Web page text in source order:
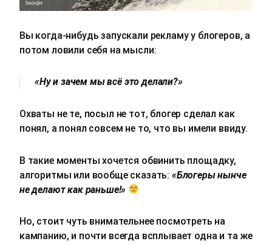
Вы когда-нибудь запускали рекламу у блогеров, а
потом ловили себя на мысли:
«Ну и зачем мы всё это делали?»
Охваты не те, посыл не тот, блогер сделал как
понял, а понял совсем не то, что вы имели ввиду.
В такие моменты хочется обвинить площадку,
алгоритмы или вообще сказать: «Блогеры нынче
не делают как раньше!»
Но, стоит чуть внимательнее посмотреть на
кампанию, и почти всегда всплывает одна и та же